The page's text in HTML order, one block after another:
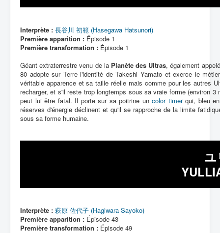
Artiste Asperger
Lexique
Interprète : 長谷川 初範 (Hasegawa Hatsunori)
Première apparition : Épisode 1
Première transformation : Épisode 1
Géant extraterrestre venu de la Planète des Ultras, également
80 adopte sur Terre l'identité de Takeshi Yamato et exerce le
véritable apparence et sa taille réelle mais comme pour les autres
recharger, et s'il reste trop longtemps sous sa vraie forme (environ
peut lui être fatal. Il porte sur sa poitrine un color timerqui, bleu
réserves d'énergie déclinent et qu'il se rapproche de la limite
sous sa forme humaine.
ユ
Interprète : 萩原 佐代子 (Hagiwara Sayoko)
Première apparition : Épisode 43
Première transformation : Épisode 49